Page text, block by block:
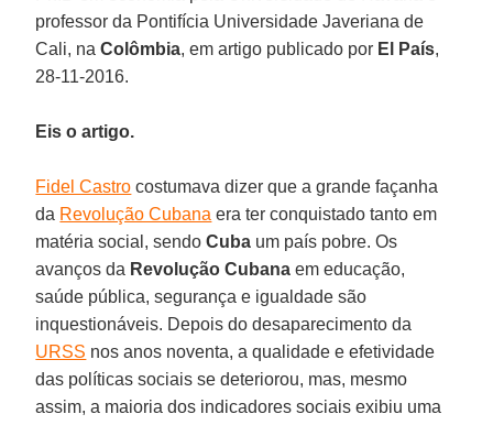
professor da Pontifícia Universidade Javeriana de
Cali, naColômbia, em artigo publicado por El País,
28-11-2016.
Eis o artigo.
Fidel Castro costumava dizer que a grande façanha
da Revolução Cubana era ter conquistado tanto em
matéria social, sendoCuba um país pobre. Os
avanços da Revolução Cubana em educação,
saúde pública, segurança e igualdade são
inquestionáveis. Depois do desaparecimento da
URSS nos anos noventa, a qualidade e efetividade
das políticas sociais se deteriorou, mas, mesmo
assim, a maioria dos indicadores sociais exibiu uma